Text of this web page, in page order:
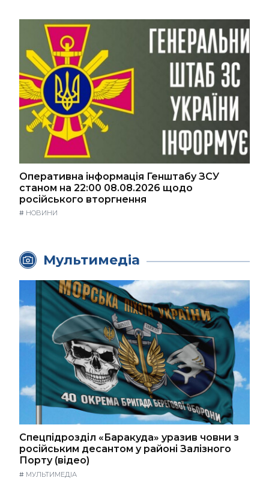
Оперативна інформація Генштабу ЗСУ
станом на 22:00 08.08.2026 щодо
російського вторгнення
# НОВИНИ
Мультимедіа
Спецпідрозділ «Баракуда» уразив човни з
російським десантом у районі Залізного
Порту (відео)
# МУЛЬТИМЕДІА